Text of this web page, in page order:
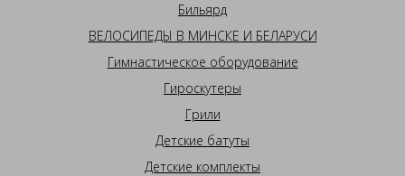
Бильярд
ВЕЛОСИПЕДЫ В МИНСКЕ И БЕЛАРУСИ
Гимнастическое оборудование
Гироскутеры
Грили
Детские батуты
Детские комплекты